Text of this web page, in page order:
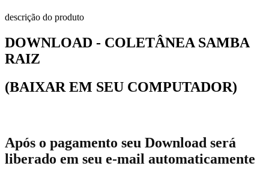
descrição do produto
DOWNLOAD - COLETÂNEA SAMBA
RAIZ
(BAIXAR EM SEU COMPUTADOR)
Após o pagamento seu Download será
liberado em seu e-mail automaticamente